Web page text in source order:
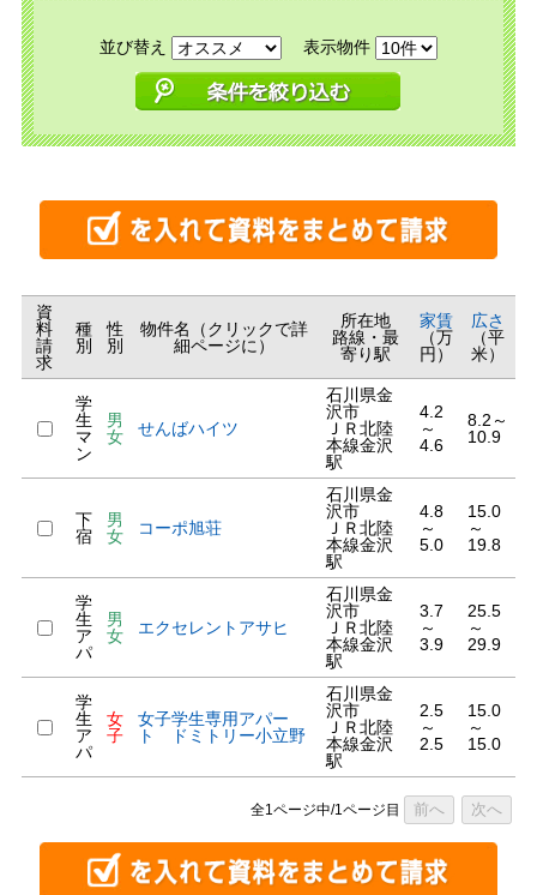
並び替え 表示物件
資
料
請
求
種
別
性
別
物件名（クリックで詳
細ページに）
所在地
路線・最
寄り駅
家賃
（万
円）
広さ
（平
米）
学
生
マ
ン
男
女
せんばハイツ
石川県金
沢市
ＪＲ北陸
本線金沢
駅
4.2
～
4.6
8.2～
10.9
下
宿
男
女
コーポ旭荘
石川県金
沢市
ＪＲ北陸
本線金沢
駅
4.8
～
5.0
15.0
～
19.8
学
生
ア
パ
男
女
エクセレントアサヒ
石川県金
沢市
ＪＲ北陸
本線金沢
駅
3.7
～
3.9
25.5
～
29.9
学
生
ア
パ
女
子
女子学生専用アパー
ト ドミトリー小立野
石川県金
沢市
ＪＲ北陸
本線金沢
駅
2.5
～
2.5
15.0
～
15.0
全1ページ中/1ページ目 前へ 次へ